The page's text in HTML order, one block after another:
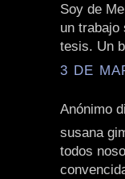
Soy de
un trabajo
tesis. Un
3 DE
Anónimo
susana
todos